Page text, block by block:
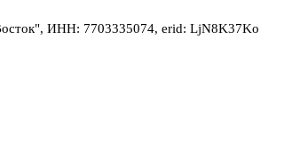
ИНН: 7703335074, erid: LjN8K37Ko